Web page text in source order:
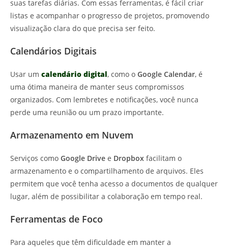
suas tarefas diárias. Com essas ferramentas, é fácil criar
listas e acompanhar o progresso de projetos, promovendo
visualização clara do que precisa ser feito.
Calendários Digitais
Usar um calendário digital, como o Google Calendar, é
uma ótima maneira de manter seus compromissos
organizados. Com lembretes e notificações, você nunca
perde uma reunião ou um prazo importante.
Armazenamento em Nuvem
Serviços como Google Drive e Dropbox facilitam o
armazenamento e o compartilhamento de arquivos. Eles
permitem que você tenha acesso a documentos de qualquer
lugar, além de possibilitar a colaboração em tempo real.
Ferramentas de Foco
Para aqueles que têm dificuldade em manter a